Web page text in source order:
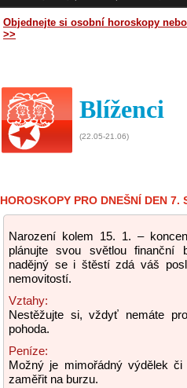
Objednejte si osobní horoskopy
>>
Blíženci
(22.05-21.06)
HOROSKOPY PRO DNEŠNÍ DEN 7.
Narození kolem 15. 1. –
plánujte svou světlou finanční
nadějný se i štěstí zdá váš
nemovitostí.
Vztahy:
Nestěžujte si, vždyť nemáte
pohoda.
Peníze:
Možný je mimořádný výdělek
zaměřit na burzu.